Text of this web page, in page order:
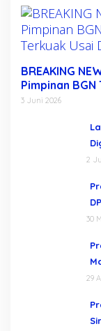
BREAKING
Pimpinan
Terkuak Usai
3 Juni 2026
2
30
29